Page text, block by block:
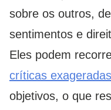
sobre os outros,
sentimentos e
Eles podem
críticas exageradas
objetivos, o que